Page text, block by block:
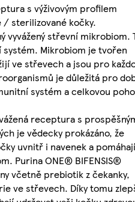
s výživovým profilem
sterilizované kočky.
vyvážený střevní mikrobiom.
Mikrobiom je tvořen
ve střevech a jsou pro
je důležitá pro
systém a celkovou
receptura s
je vědecky prokázáno, že
uvnitř i navenek a pomáhají
Purina ONE® BIFENSIS®
včetně prebiotik z čekanky,
ve střevech. Díky tomu